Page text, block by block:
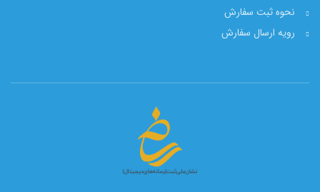
نحوه ثبت سفارش
رویه ارسال سفارش